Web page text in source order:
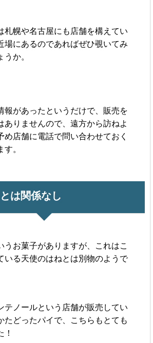
札幌や名古屋にも店舗を構えてい
場にあるのであればぜひ覗いてみ
か。
報があったというだけで、販売を
ありませんので、遠方から訪ねよ
め店舗に電話で問い合わせておく
。
は関係なし
うお菓子がありますが、これはこ
いる天使のはねとは別物のようで
テノールという店舗が販売してい
たどったパイで、こちらもとても
！